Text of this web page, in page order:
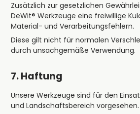
Zusätzlich zur gesetzlichen
DeWit® Werkzeuge eine freiwillige
Material- und Verarbeitungsfehlern.
Diese gilt nicht für normalen
durch unsachgemäße Verwendung.
7. Haftung
Unsere Werkzeuge sind für den
und Landschaftsbereich vorgesehen.